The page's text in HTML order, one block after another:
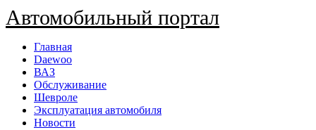
Автомобильный портал
Главная
Daewoo
ВАЗ
Обслуживание
Шевроле
Эксплуатация автомобиля
Новости